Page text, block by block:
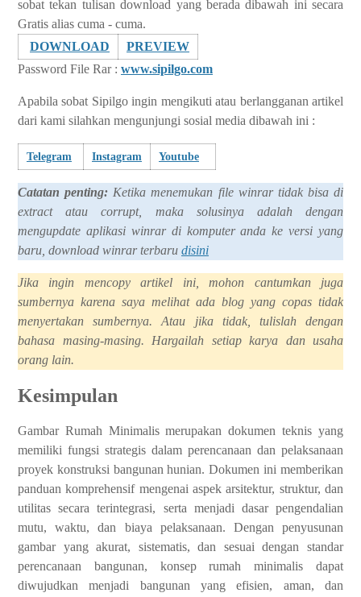
sobat tekan tulisan download yang berada dibawah ini secara
Gratis alias cuma - cuma.
DOWNLOAD
PREVIEW
Password File Rar: www.sipilgo.com
Apabila sobat Sipilgoingin mengikuti atau berlangganan artikel
dari kami silahkan mengunjungi sosial media dibawah ini :
Telegram Instagram Youtube
Catatan penting: Ketika menemukan file winrar tidak bisa di
extract atau corrupt, maka solusinya adalah dengan
mengupdate aplikasi winrar di komputer anda ke versi yang
baru, download winrar terbaru disini
Jika ingin mencopy artikel ini, mohon cantumkan juga
sumbernya karena saya melihat ada blog yang copas tidak
menyertakan sumbernya. Atau jika tidak, tulislah dengan
bahasa masing-masing. Hargailah setiap karya dan usaha
orang lain.
Kesimpulan
Gambar Rumah Minimalis merupakan dokumen teknis yang
memiliki fungsi strategis dalam perencanaan dan pelaksanaan
proyek konstruksi bangunan hunian. Dokumen ini memberikan
panduan komprehensif mengenai aspek arsitektur, struktur, dan
utilitas secara terintegrasi, serta menjadi dasar pengendalian
mutu, waktu, dan biaya pelaksanaan. Dengan penyusunan
gambar yang akurat, sistematis, dan sesuai dengan standar
perencanaan bangunan, konsep rumah minimalis dapat
diwujudkan menjadi bangunan yang efisien, aman, dan